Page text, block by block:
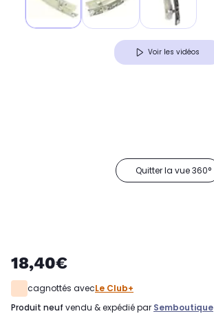
Voir les vidéos
Quitter la vue 360°
18,40€
cagnottés avecLe Club+
produit neuf vendu & expédié par Semboutique